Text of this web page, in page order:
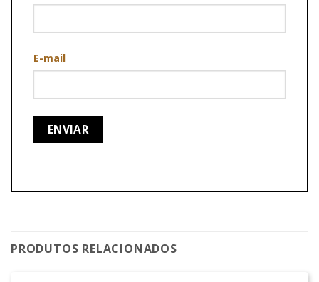
E-mail
PRODUTOS RELACIONADOS